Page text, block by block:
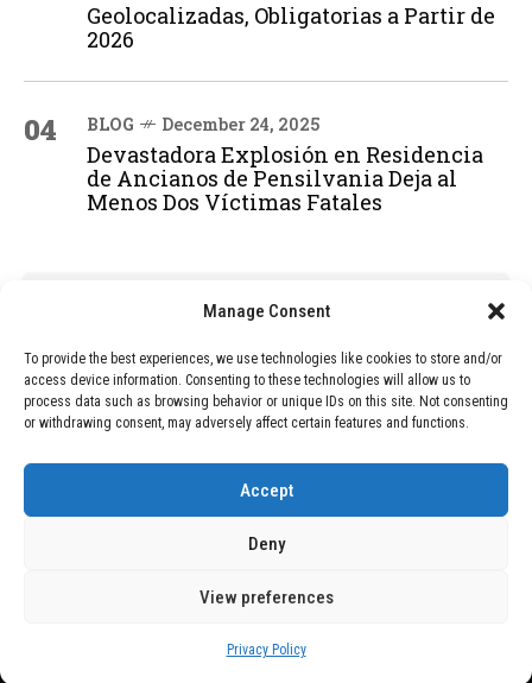
Manage Consent
To provide the best experiences, we use technologies like cookies to store and/or
access device information. Consenting to these technologies will allow us to
process data such as browsing behavior or unique IDs on this site. Not consenting
or withdrawing consent, may adversely affect certain features and functions.
Accept
Deny
View preferences
Privacy Policy
Geolocalizadas, Obligatorias a Partir de
2026
04 BLOG December 24, 2025
Devastadora Explosión en Residencia
de Ancianos de Pensilvania Deja al
Menos Dos Víctimas Fatales